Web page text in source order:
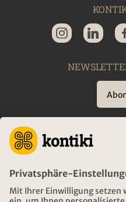
BERATUNG
NOTFALL AUF REISEN
ÖFFNUNGSZEITEN